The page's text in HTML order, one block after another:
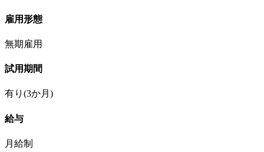
雇用形態
無期雇用
試用期間
有り(3か月)
給与
月給制